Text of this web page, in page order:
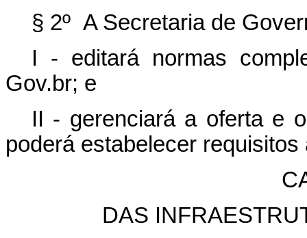
§ 2º A Secretaria de
I - editará normas
Gov.br; e
II - gerenciará a oferta e
poderá estabelecer
DAS